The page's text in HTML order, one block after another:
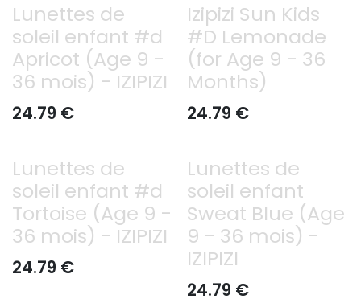
Lunettes de
soleil enfant #d
Apricot (Age 9 -
36 mois) - IZIPIZI
24.79 €
Izipizi Sun Kids
#D Lemonade
(for Age 9 - 36
Months)
24.79 €
Lunettes de
soleil enfant #d
Tortoise (Age 9 -
36 mois) - IZIPIZI
24.79 €
Lunettes de
soleil enfant
Sweat Blue (Age
9 - 36 mois) -
IZIPIZI
24.79 €